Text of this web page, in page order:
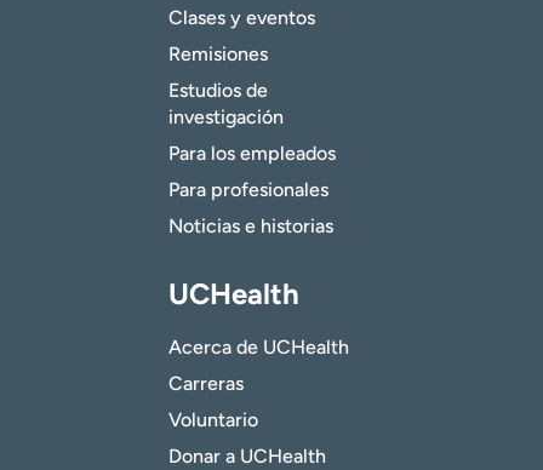
Clases y eventos
Remisiones
Estudios de
investigación
Para los empleados
Para profesionales
Noticias e historias
UCHealth
Acerca de UCHealth
Carreras
Voluntario
Donar a UCHealth